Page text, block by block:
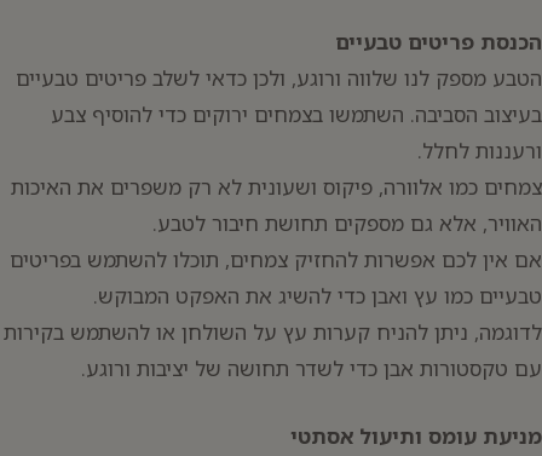
הכנסת פריטים טבעיים
הטבע מספק לנו שלווה ורוגע, ולכן כדאי לשלב פריטים טבעיים
בעיצוב הסביבה. השתמשו בצמחים ירוקים כדי להוסיף צבע
ורעננות לחלל.
צמחים כמו אלוורה, פיקוס ושעונית לא רק משפרים את האיכות
האוויר, אלא גם מספקים תחושת חיבור לטבע.
אם אין לכם אפשרות להחזיק צמחים, תוכלו להשתמש בפריטים
טבעיים כמו עץ ואבן כדי להשיג את האפקט המבוקש.
לדוגמה, ניתן להניח קערות עץ על השולחן או להשתמש בקירות
עם טקסטורות אבן כדי לשדר תחושה של יציבות ורוגע.
מניעת עומס ותיעול אסתטי